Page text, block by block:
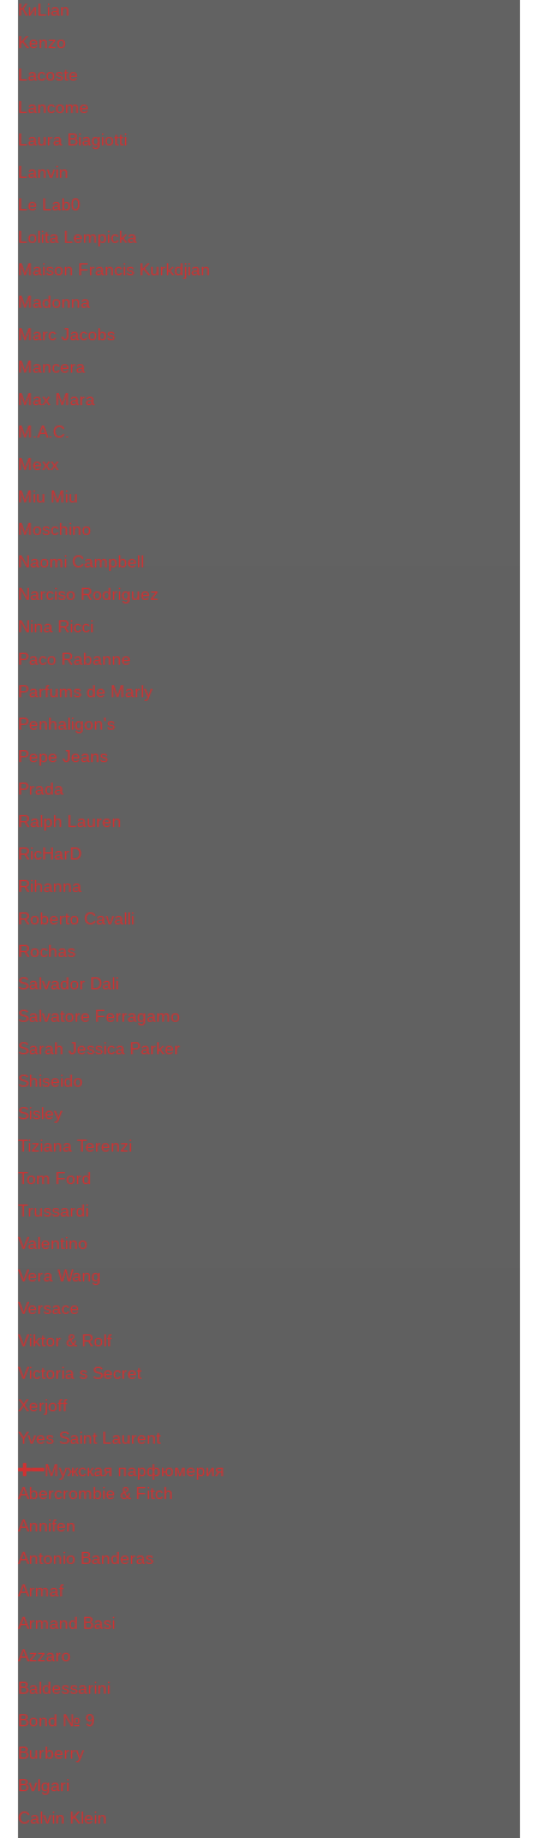
КиLian
Kenzo
Lacoste
Lancome
Laura Biagiotti
Lanvin
Lе Lab0
Lolita Lempicka
Maison Francis Kurkdjian
Madonna
Marc Jacobs
Mancera
Max Mara
M.А.C.
Mexx
Miu Miu
Mоsсhino
Naomi Campbell
Narciso Rodriguez
Nina Ricci
Paco Rabanne
Parfums de Marly
Penhaligon's
Pepe Jeans
Prada
Ralph Lauren
RicHarD
Rihanna
Roberto Cavalli
Rochas
Salvador Dali
Salvatore Ferragamo
Sarah Jessica Parker
Shiseido
Sisley
Tiziana Terenzi
Tom Ford
Trussardi
Valentino
Vera Wang
Versace
Viktor & Rolf
Victoria s Secret
Xerjoff
Yves Saint Laurent
Мужская парфюмерия
Abercrombie & Fitch
Annifen
Antonio Banderas
Armaf
Armand Basi
Azzaro
Baldessarini
Bond № 9
Burberry
Bvlgari
Calvin Klein